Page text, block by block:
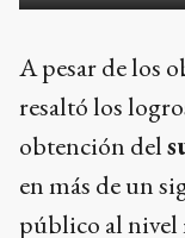
A pesar de los
resaltó los
obtención del
en más de un
público al nivel